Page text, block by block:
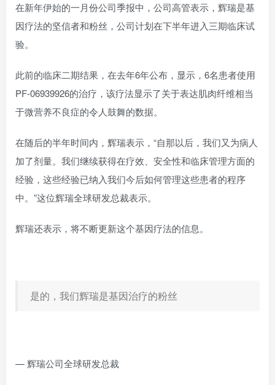
在新年伊始的一月份公司季报中，公司高管表示，辉瑞是基
因疗法的坚信者和粉丝，公司计划在下半年进入三期临床试
验。
此前的临床二期结果，在去年6年公布，显示，6名患者使用
PF-06939926的治疗，该疗法显示了关于表达肌肉纤维相当
于微营养不良症的令人鼓舞的数据。
在随后的半年时间内，辉瑞表示，“自那以后，我们又为病人
加了剂量。我们继续获得在疗效、安全性和临床管理方面的
经验，这些经验已纳入我们今后如何管理这些患者的程序
中。”这位辉瑞全球研发总裁表示。
辉瑞还表示，将不断更新这个基因疗法的信息。
是的，我们辉瑞是基因治疗的粉丝
— 辉瑞公司全球研发总裁